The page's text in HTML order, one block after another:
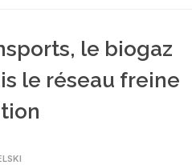
le biogaz
le réseau freine